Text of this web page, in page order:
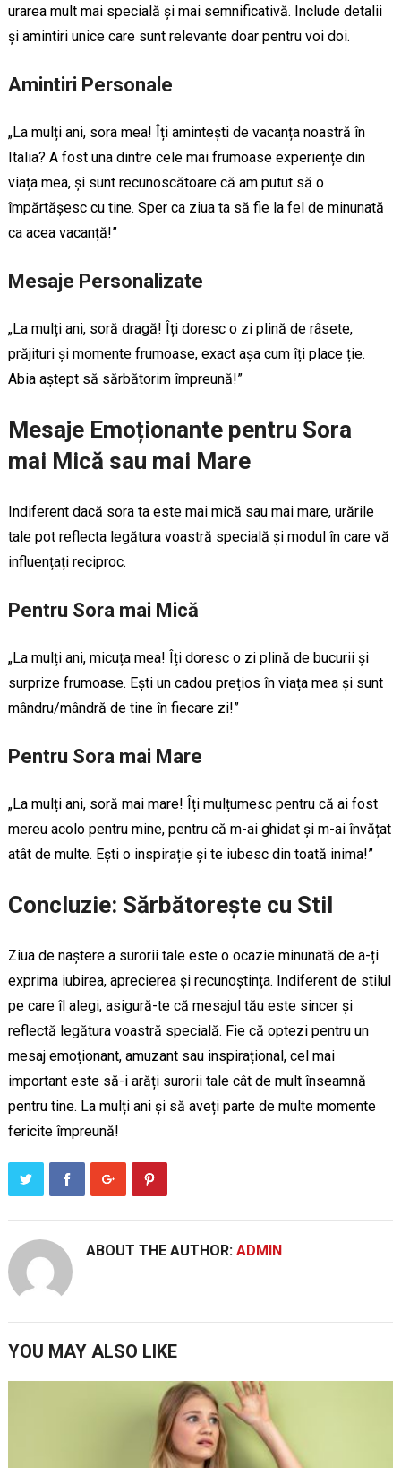
urarea mult mai specială și mai semnificativă. Include detalii
și amintiri unice care sunt relevante doar pentru voi doi.
Amintiri Personale
„La mulți ani, sora mea! Îți amintești de vacanța noastră în
Italia? A fost una dintre cele mai frumoase experiențe din
viața mea, și sunt recunoscătoare că am putut să o
împărtășesc cu tine. Sper ca ziua ta să fie la fel de minunată
ca acea vacanță!”
Mesaje Personalizate
„La mulți ani, soră dragă! Îți doresc o zi plină de râsete,
prăjituri și momente frumoase, exact așa cum îți place ție.
Abia aștept să sărbătorim împreună!”
Mesaje Emoționante pentru Sora
mai Mică sau mai Mare
Indiferent dacă sora ta este mai mică sau mai mare, urările
tale pot reflecta legătura voastră specială și modul în care vă
influențați reciproc.
Pentru Sora mai Mică
„La mulți ani, micuța mea! Îți doresc o zi plină de bucurii și
surprize frumoase. Ești un cadou prețios în viața mea și sunt
mândru/mândră de tine în fiecare zi!”
Pentru Sora mai Mare
„La mulți ani, soră mai mare! Îți mulțumesc pentru că ai fost
mereu acolo pentru mine, pentru că m-ai ghidat și m-ai învățat
atât de multe. Ești o inspirație și te iubesc din toată inima!”
Concluzie: Sărbătorește cu Stil
Ziua de naștere a surorii tale este o ocazie minunată de a-ți
exprima iubirea, aprecierea și recunoștința. Indiferent de stilul
pe care îl alegi, asigură-te că mesajul tău este sincer și
reflectă legătura voastră specială. Fie că optezi pentru un
mesaj emoționant, amuzant sau inspirațional, cel mai
important este să-i arăți surorii tale cât de mult înseamnă
pentru tine. La mulți ani și să aveți parte de multe momente
fericite împreună!
ABOUT THE AUTHOR: ADMIN
YOU MAY ALSO LIKE